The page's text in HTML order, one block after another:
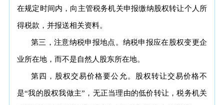
在规定时间内，向主管税务机关申报缴纳股权转让个人所
得税款，并报送相关资料。
第三，注意纳税申报地点。纳税申报应在股权变更企
业所在地，而不是自然人股东所在地。
第四，股权交易价格要公允。股权转让交易价格不
是“我的股权我做主”，无正当理由的低价转让，税务机关